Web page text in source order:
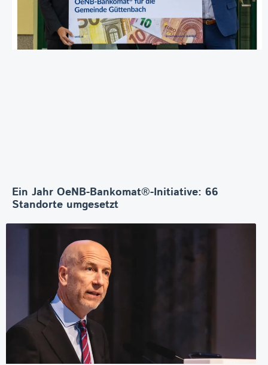
Ein Jahr OeNB-Bankomat®-Initiative: 66
Standorte umgesetzt